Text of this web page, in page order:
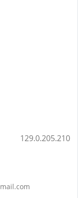
129.0.205.210